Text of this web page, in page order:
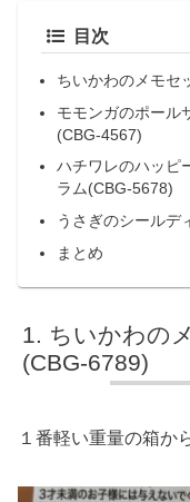
目次
ちいかわのメモセ
モモンガのポール
(CBG-4567)
ハチワレのハッピ
ラム(CBG-5678)
うさぎのシールデ
まとめ
ちいかわの
(CBG-6789)
１番軽い重量の箱か